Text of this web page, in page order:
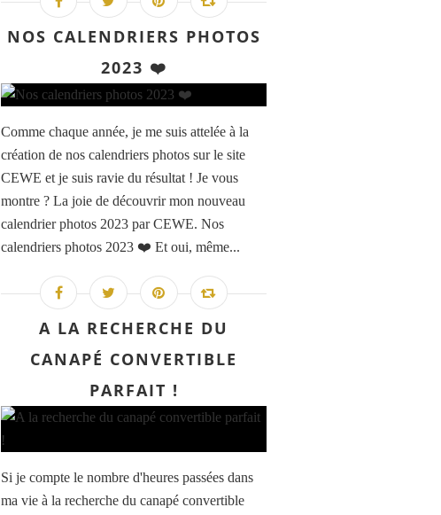
NOS CALENDRIERS PHOTOS
2023 ❤️
Comme chaque année, je me suis attelée à la
création de nos calendriers photos sur le site
CEWE et je suis ravie du résultat ! Je vous
montre ? La joie de découvrir mon nouveau
calendrier photos 2023 par CEWE. Nos
calendriers photos 2023 ❤️ Et oui, même...
A LA RECHERCHE DU
CANAPÉ CONVERTIBLE
PARFAIT !
Si je compte le nombre d'heures passées dans
ma vie à la recherche du canapé convertible